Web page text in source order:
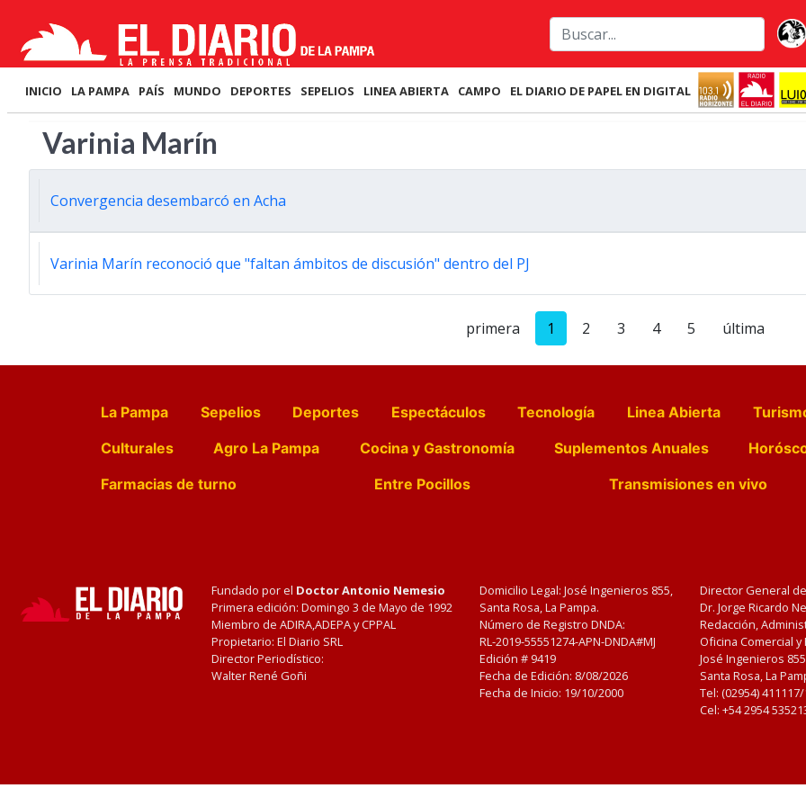
INICIO LA PAMPA PAÍS MUNDO DEPORTES SEPELIOS LINEA ABIERTA CAMPO EL DIARIO DE PAPEL EN DIGITAL
Varinia Marín
Convergencia desembarcó en Acha
Varinia Marín reconoció que "faltan ámbitos de discusión" dentro del PJ
primera 1 2 3 4 5 última
La Pampa Sepelios Deportes Espectáculos Tecnología Linea Abierta
Culturales
Agro La Pampa Cocina y Gastronomía Suplementos Anuales
Farmacias de turno
Entre Pocillos Transmisiones en vivo
Fundado por el Doctor Antonio Nemesio
Primera edición: Domingo 3 de Mayo de 1992
Miembro de ADIRA,ADEPA y CPPAL
Propietario: El Diario SRL
Director Periodístico:
Walter René Goñi
Domicilio Legal: José Ingenieros 855,
Santa Rosa, La Pampa.
Número de Registro DNDA:
RL-2019-55551274-APN-DNDA#MJ
Edición # 9419
Fecha de Edición: 8/08/2026
Fecha de Inicio: 19/10/2000
Director General
Dr. Jorge Ricardo
Redacción,
Oficina Comercial
José Ingenieros
Santa Rosa, La
Tel: (02954)
Cel: +54 2954